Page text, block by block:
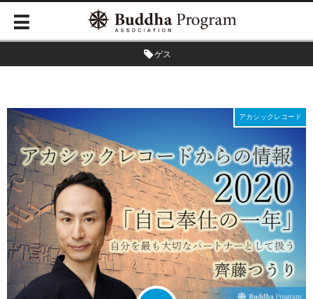
ゲス
アカシックレコード